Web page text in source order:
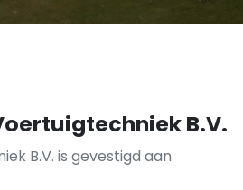
B.V.
B.V. is gevestigd aan